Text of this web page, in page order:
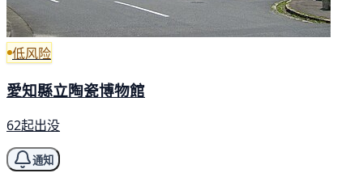
低风险
愛知縣立陶瓷博物館
62起出没
通知